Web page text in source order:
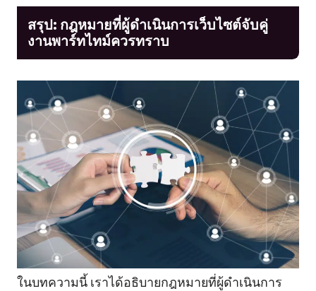
สรุป: กฎหมายที่ผู้ดำเนินการเว็บไซต์จับคู่
งานพาร์ทไทม์ควรทราบ
ในบทความนี้ เราได้อธิบายกฎหมายที่ผู้ดำเนินการ